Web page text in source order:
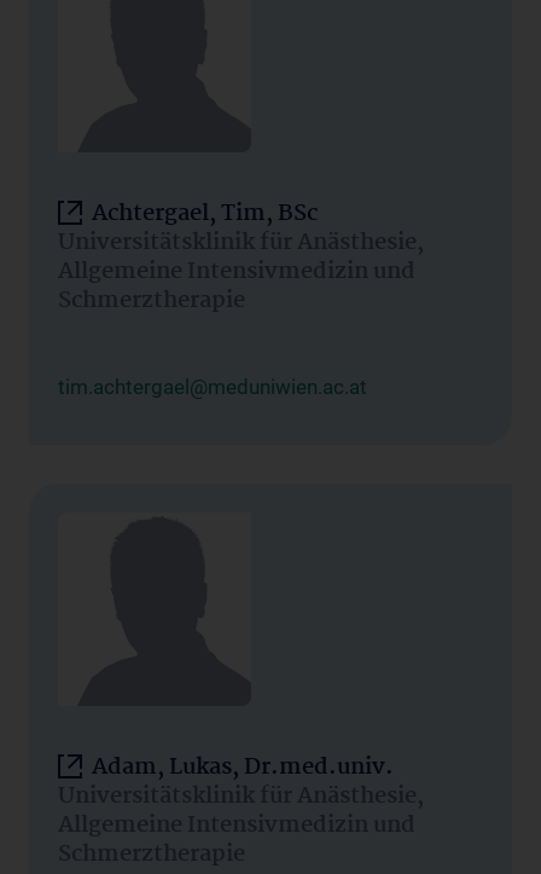
Achtergael, Tim, BSc
Universitätsklinik für Anästhesie,
Allgemeine Intensivmedizin und
Schmerztherapie
tim.achtergael@meduniwien.ac.at
Adam, Lukas, Dr.med.univ.
Universitätsklinik für Anästhesie,
Allgemeine Intensivmedizin und
Schmerztherapie